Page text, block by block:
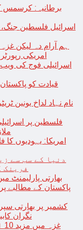
برطانیہ: کرسمس
اسرائیل فلسطین
ہم آرام دہ لیکن
امریکی
اسرائیلی فوج کی
نام نہاد لداخ یونین
فلسطین پر
امریکا: یہودیوں
دنیا کے سب سے
فرینک
بھارتی پارلیمنٹ
پاکستان کے مطالبے
کشمیر پر بھارتی
نگران